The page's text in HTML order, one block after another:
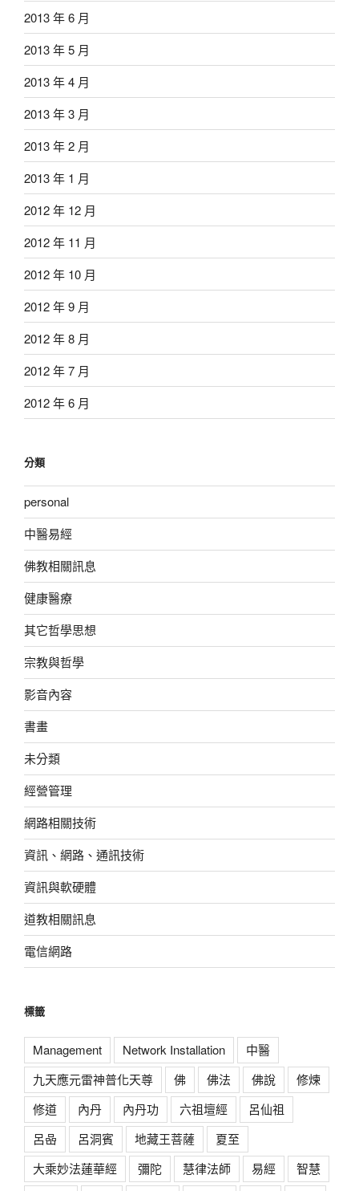
2013 年 6 月
2013 年 5 月
2013 年 4 月
2013 年 3 月
2013 年 2 月
2013 年 1 月
2012 年 12 月
2012 年 11 月
2012 年 10 月
2012 年 9 月
2012 年 8 月
2012 年 7 月
2012 年 6 月
分類
personal
中醫易經
佛教相關訊息
健康醫療
其它哲學思想
宗教與哲學
影音內容
書畫
未分類
經營管理
網路相關技術
資訊、網路、通訊技術
資訊與軟硬體
道教相關訊息
電信網路
標籤
Management Network Installation
中醫
九天應元雷神普化天尊
佛 佛法 佛說
修煉
修道
內丹 內丹功 六祖壇經
呂仙祖
呂喦
呂洞賓 地藏王菩薩
夏至
大乘妙法蓮華經
彌陀 慧律法師 易經
智慧